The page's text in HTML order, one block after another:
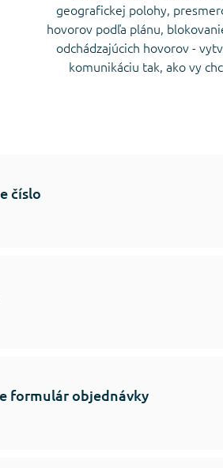
geografickej polohy,
hovorov podľa plánu,
odchádzajúcich hovorov -
komunikáciu tak, ako vy
číslo
formulár objednávky